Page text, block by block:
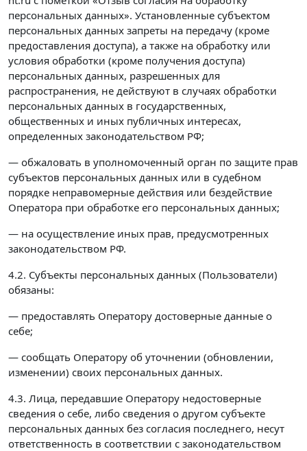
персональных данных». Установленные субъектом
персональных данных запреты на передачу (кроме
предоставления доступа), а также на обработку или
условия обработки (кроме получения доступа)
персональных данных, разрешенных для
распространения, не действуют в случаях обработки
персональных данных в государственных,
общественных и иных публичных интересах,
определенных законодательством РФ;
— обжаловать в уполномоченный орган по защите прав
субъектов персональных данных или в судебном
порядке неправомерные действия или бездействие
Оператора при обработке его персональных данных;
— на осуществление иных прав, предусмотренных
законодательством РФ.
4.2. Субъекты персональных данных (Пользователи)
обязаны:
— предоставлять Оператору достоверные данные о
себе;
— сообщать Оператору об уточнении (обновлении,
изменении) своих персональных данных.
4.3. Лица, передавшие Оператору недостоверные
сведения о себе, либо сведения о другом субъекте
персональных данных без согласия последнего, несут
ответственность в соответствии с законодательством